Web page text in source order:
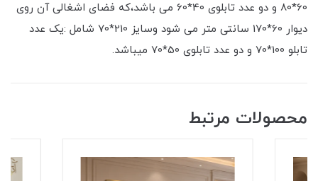
60*80 و دو عدد تابلوی 40*60 می باشد،که فضای اشغالی آن روی
دیوار 60*170 سانتی متر می شود وسایز 210*70 شامل :یک عدد
تابلو 100*70 و دو عدد تابلوی 50*70 میباشد.
محصولات مرتبط